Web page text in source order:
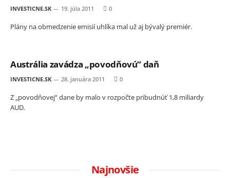
INVESTICNE.SK 19. júla 2011 0
Plány na obmedzenie emisií uhlíka mal už aj bývalý premiér.
Austrália zavádza „povodňovú“ daň
INVESTICNE.SK 28. januára 2011 0
Z „povodňovej“ dane by malo v rozpočte pribudnúť 1,8 miliardy
AUD.
Najnovšie